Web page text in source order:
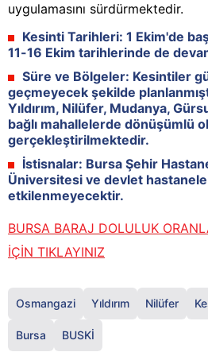
uygulamasını sürdürmektedir.
Kesinti Tarihleri: 1 Ekim'de
11-16 Ekim tarihlerinde de
Süre ve Bölgeler: Kesintiler
geçmeyecek şekilde
Yıldırım, Nilüfer, Mudanya,
bağlı mahallelerde dönüşümlü
gerçekleştirilmektedir.
İstisnalar: Bursa Şehir
Üniversitesi ve devlet
etkilenmeyecektir.
BURSA BARAJ DOLULUK
İÇİN TIKLAYINIZ
Osmangazi Yıldırım Nilüfer
Bursa BUSKİ